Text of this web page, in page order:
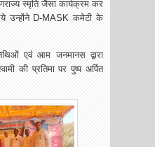
स्मृति जैसा कार्यक्रम कर
उन्होंने D-MASK कमेटी के
एवं आम जनमानस द्वारा
की प्रतिमा पर पुष्प अर्पित